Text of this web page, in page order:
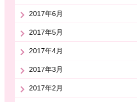
2017年6月
2017年5月
2017年4月
2017年3月
2017年2月